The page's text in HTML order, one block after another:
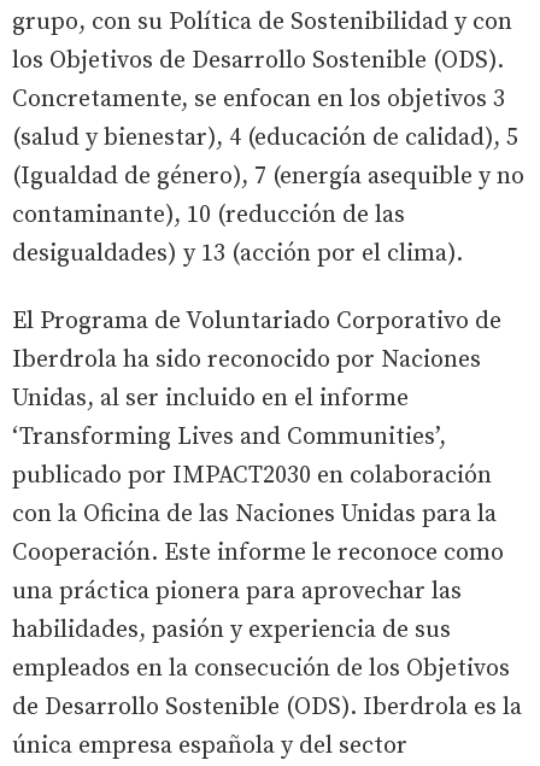
grupo, con su Política de Sostenibilidad y con
los Objetivos de Desarrollo Sostenible (ODS).
Concretamente, se enfocan en los objetivos 3
(salud y bienestar), 4 (educación de calidad), 5
(Igualdad de género), 7 (energía asequible y no
contaminante), 10 (reducción de las
desigualdades) y 13 (acción por el clima).
El Programa de Voluntariado Corporativo de
Iberdrola ha sido reconocido por Naciones
Unidas, al ser incluido en el informe
‘Transforming Lives and Communities’,
publicado por IMPACT2030 en colaboración
con la Oficina de las Naciones Unidas para la
Cooperación. Este informe le reconoce como
una práctica pionera para aprovechar las
habilidades, pasión y experiencia de sus
empleados en la consecución de los Objetivos
de Desarrollo Sostenible (ODS). Iberdrola es la
única empresa española y del sector